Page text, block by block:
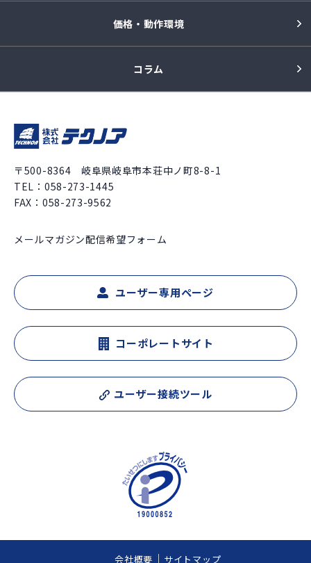
価格・動作環境
コラム
〒500-8364 岐阜県岐阜市本荘中ノ町8-8-1
TEL： 058-273-1445
FAX：058-273-9562
メールマガジン配信希望フォーム
ユーザー専用ページ
コーポレートサイト
ユーザー接続ツール
会社概要 サイトマップ